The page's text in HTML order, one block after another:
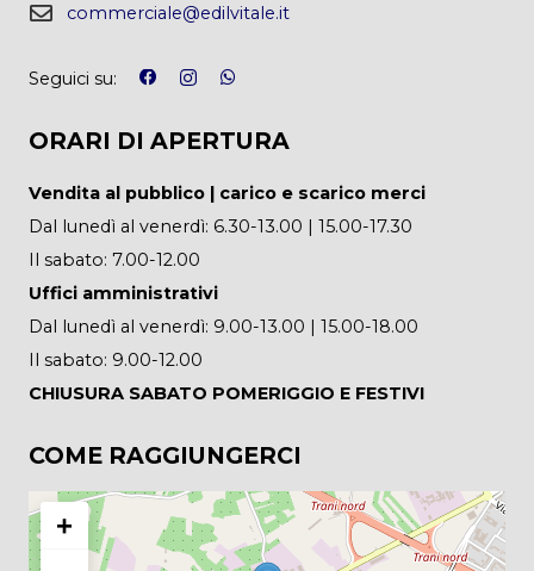
commerciale@edilvitale.it
Seguici su:
ORARI DI APERTURA
Vendita al pubblico | carico e scarico merci
Dal lunedì al venerdì: 6.30-13.00 | 15.00-17.30
Il sabato: 7.00-12.00
Uffici amministrativi
Dal lunedì al venerdì: 9.00-13.00 | 15.00-18.00
Il sabato: 9.00-12.00
CHIUSURA SABATO POMERIGGIO E FESTIVI
COME RAGGIUNGERCI
+